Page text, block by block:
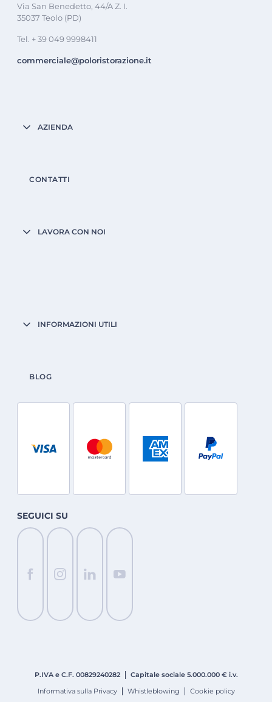
Via San Benedetto, 44/A Z. I.
35037 Teolo (PD)
Tel. + 39 049 9998411
commerciale@poloristorazione.it
AZIENDA
CONTATTI
LAVORA CON NOI
INFORMAZIONI UTILI
BLOG
SEGUICI SU
P.IVA e C.F. 00829240282
Capitale sociale 5.000.000 € i.v.
Informativa sulla Privacy
Whistleblowing Cookie policy